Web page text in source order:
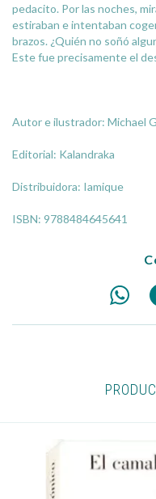
pedacito. Por las noches,
estiraban e intentaban
brazos. ¿Quién no soñó
Este fue precisamente el
Autor e ilustrador: Michael
Editorial: Kalandraka
Distribuidora: Iamique
ISBN: 9788484645641